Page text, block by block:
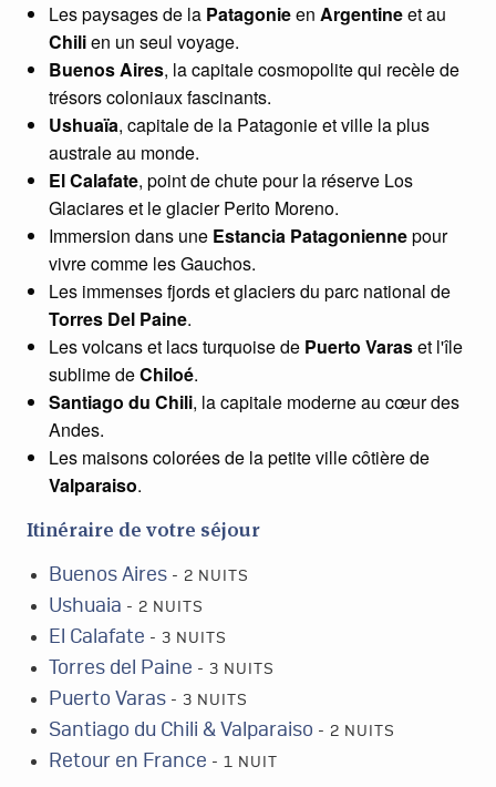
Les paysages de la Patagonieen Argentineet au
Chilien un seul voyage.
Buenos Aires, la capitale cosmopolite qui recèle de
trésors coloniaux fascinants.
Ushuaïa, capitale de la Patagonie et ville la plus
australe au monde.
El Calafate, point de chute pour la réserve Los
Glaciares et le glacier Perito Moreno.
Immersion dans une Estancia Patagoniennepour
vivre comme les Gauchos.
Les immenses fjords et glaciers du parc national de
Torres Del Paine.
Les volcans et lacs turquoise de Puerto Varaset l'île
sublime deChiloé.
Santiago du Chili, la capitale moderne au cœur des
Andes.
Les maisons colorées de la petite ville côtière de
Valparaiso.
Itinéraire de votre séjour
Buenos Aires - 2 NUITS
Ushuaia - 2 NUITS
El Calafate - 3 NUITS
Torres del Paine - 3 NUITS
Puerto Varas - 3 NUITS
Santiago du Chili & Valparaiso - 2 NUITS
Retour en France - 1 NUIT